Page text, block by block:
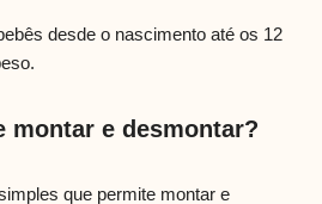
desde o nascimento até os 12
montar e desmontar?
que permite montar e